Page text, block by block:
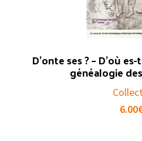
D’onte ses ? – D’où
généalogie
6.00